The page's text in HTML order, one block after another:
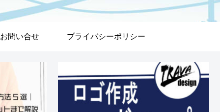
お問い合せ プライバシーポリシー